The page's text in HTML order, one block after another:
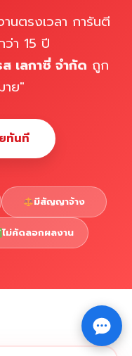
ทำวิทยานิพนธ์ รับทำ⇧
นตรงเวลา การันตี
า 15 ปี
เลกาซี่ จำกัด ถูก
ย"
ทันที
มีสัญญาจ้าง
ไม่คัดลอกผลงาน